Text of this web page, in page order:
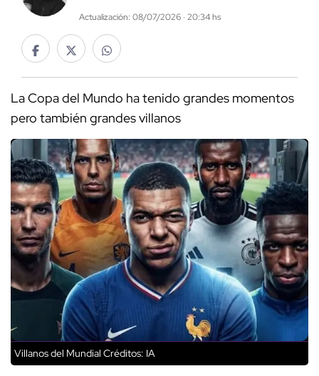
Actualización: 08/07/2026 · 20:34 hs
La Copa del Mundo ha tenido grandes momentos
pero también grandes villanos
Villanos del Mundial Créditos: IA